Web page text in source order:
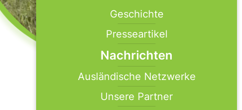
Geschichte
Presseartikel
Nachrichten
Ausländische Netzwerke
Unsere Partner